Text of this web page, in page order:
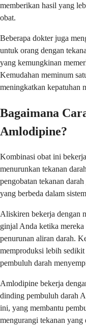
memberikan hasil yang
obat.
Beberapa dokter juga
untuk orang dengan
yang kemungkinan
Kemudahan meminum
meningkatkan kepatuhan
Bagaimana
Amlodipine?
Kombinasi obat ini
menurunkan tekanan
pengobatan tekanan
yang berbeda dalam
Aliskiren bekerja dengan
ginjal Anda ketika mereka
penurunan aliran darah.
memproduksi lebih
pembuluh darah
Amlodipine bekerja
dinding pembuluh darah
ini, yang membantu
mengurangi tekanan